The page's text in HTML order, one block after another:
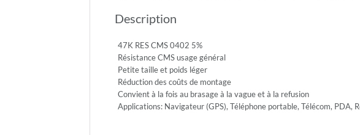
Description
47K RES CMS 0402 5%
Résistance CMS usage général
Petite taille et poids léger
Réduction des coûts de montage
Convient à la fois au brasage à la vague et à la refusion
Applications: Navigateur (GPS), Téléphone portable, Télécom, PDA,